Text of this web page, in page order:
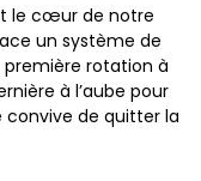
le cœur de notre
un système de
première rotation à
à l’aube pour
convive de quitter la